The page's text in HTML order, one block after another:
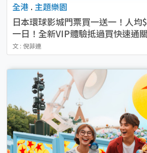
全港 . 主題樂園
日本環球影城門票買一送一！人
一日！全新VIP體驗抵過買快速通關
文 : 倪菲連